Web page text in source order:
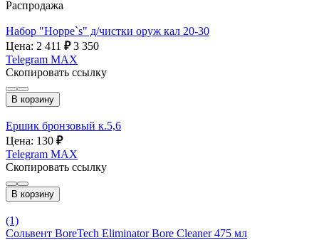
Распродажа
Набор "Hoppe`s" д/чистки оруж кал 20-30
Цена: 2 411 ₽ 3 350
Telegram MAX
Скопировать ссылку
В корзину
Ершик бронзовый к.5,6
Цена: 130 ₽
Telegram MAX
Скопировать ссылку
В корзину
(1)
Сольвент BoreTech Eliminator Bore Cleaner 475 мл